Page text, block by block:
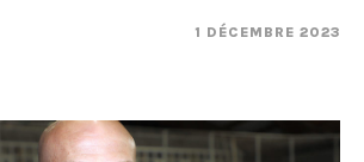
1 DÉCEMBRE 2023